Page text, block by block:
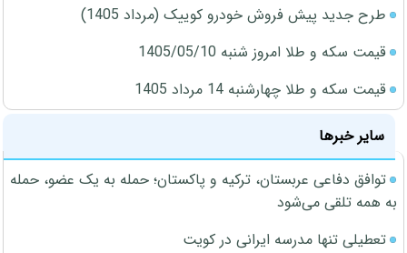
طرح جدید پیش فروش خودرو کوییک (مرداد 1405)
قیمت سکه و طلا امروز شنبه 1405/05/10
قیمت سکه و طلا چهارشنبه 14 مرداد 1405
سایر خبرها
توافق دفاعی عربستان، ترکیه و پاکستان؛ حمله به یک عضو، حمله
به همه تلقی می‌شود
تعطیلی تنها مدرسه ایرانی در کویت